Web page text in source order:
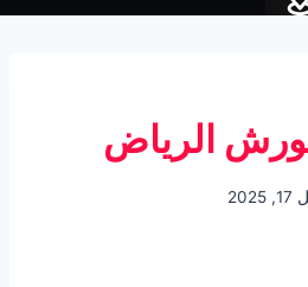
الرياض